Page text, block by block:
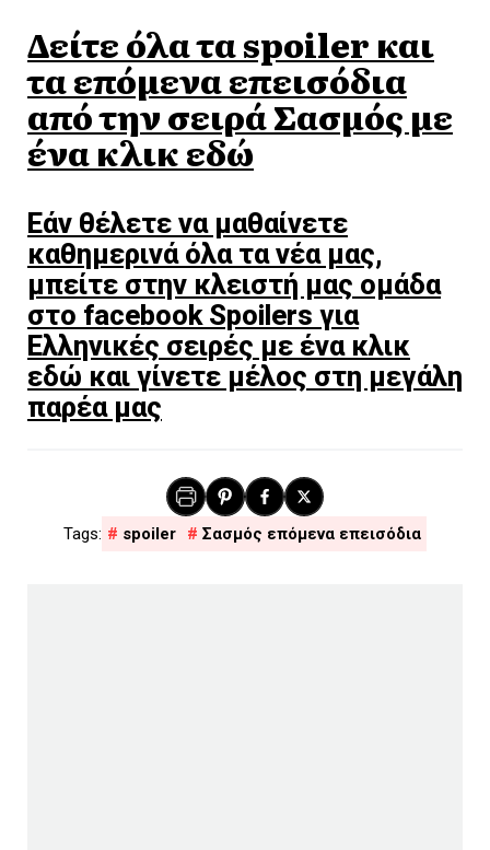
Δείτε όλα τα spoiler και
τα επόμενα επεισόδια
από την σειρά Σασμός με
ένα κλικ εδώ
Εάν θέλετε να μαθαίνετε
καθημερινά όλα τα νέα μας,
μπείτε στην κλειστή μας ομάδα
στο facebook Spoilers για
Ελληνικές σειρές με ένα κλικ
εδώ και γίνετε μέλος στη μεγάλη
παρέα μας
spoiler Σασμός επόμενα επεισόδια